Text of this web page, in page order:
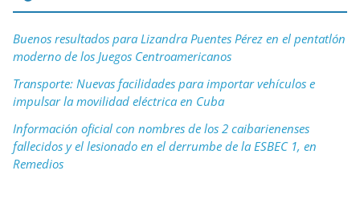
Buenos resultados para Lizandra Puentes Pérez en el pentatlón
moderno de los Juegos Centroamericanos
Transporte: Nuevas facilidades para importar vehículos e
impulsar la movilidad eléctrica en Cuba
Información oficial con nombres de los 2 caibarienenses
fallecidos y el lesionado en el derrumbe de la ESBEC 1, en
Remedios